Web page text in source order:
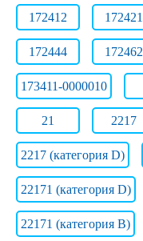
172412 172421
172444 172462
173411-0000010
21 2217
2217 (категория D)
22171 (категория D)
22171 (категория В)